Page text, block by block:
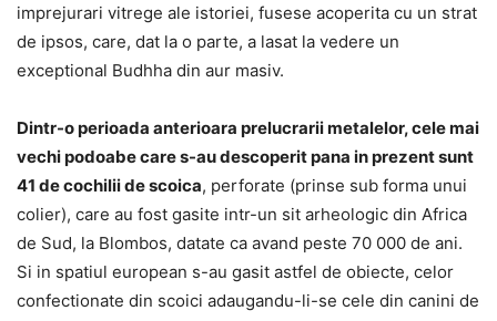
imprejurari vitrege ale istoriei, fusese acoperita cu un strat
de ipsos, care, dat la o parte, a lasat la vedere un
exceptional Budhha din aur masiv.
Dintr-o perioada anterioara prelucrarii metalelor, cele mai
vechi podoabe care s-au descoperit pana in prezent sunt
41 de cochilii de scoica, perforate (prinse sub forma unui
colier), care au fost gasite intr-un sit arheologic din Africa
de Sud, la Blombos, datate ca avand peste 70 000 de ani.
Si in spatiul european s-au gasit astfel de obiecte, celor
confectionate din scoici adaugandu-li-se cele din canini de